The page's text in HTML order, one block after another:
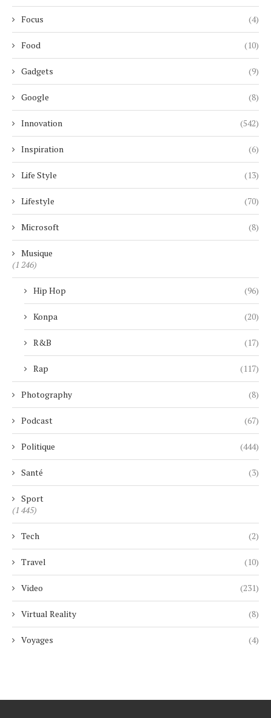
Focus (4)
Food (10)
Gadgets (9)
Google (8)
Innovation (542)
Inspiration (6)
Life Style (13)
Lifestyle (70)
Microsoft (8)
Musique
(1 246)
Hip Hop (96)
Konpa (20)
R&B (17)
Rap (117)
Photography (8)
Podcast (67)
Politique (444)
Santé (3)
Sport
(1 445)
Tech (2)
Travel (10)
Video (231)
Virtual Reality (8)
Voyages (4)